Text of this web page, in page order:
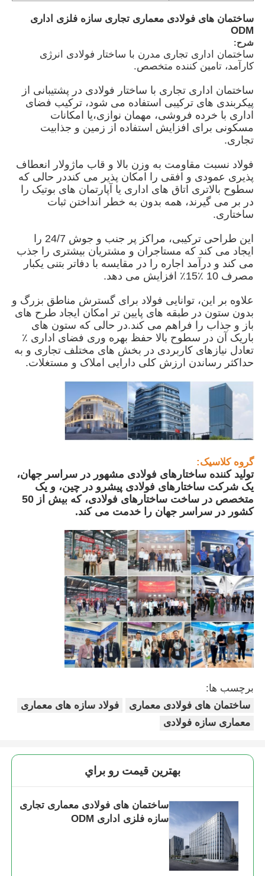
خانه
فیلم های
دربارهی ما
کارخانه تور
تماس با ما
همه موارد
ساخت سازه فولادی
کارگاه سازه های فولادی
انبار ساختارهای فولادی
سازه فولادی سنگین
ساختمان فولادی خانه مرغ
سازه فولادی چند طبقه
ساختمان های فولادی معماری تجاری سازه فلزی اداری
ODM
شرح:
ساختمان اداری تجاری مدرن با ساختار فولادی انرژی
کارآمد، تامین کننده متخصص.
ساختمان اداری تجاری با ساختار فولادی در پشتیبانی از
پیکربندی های ترکیبی استفاده می شود، ترکیب فضای
اداری با خرده فروشی، مهمان نوازی،یا امکانات
مسکونی برای افزایش استفاده از زمین و جذابیت
تجاری.
فولاد نسبت مقاومت به وزن بالا و قاب ماژولار انعطاف
پذیری عمودی و افقی را امکان پذیر می کنددر حالی که
سطوح بالاتری اتاق های اداری یا آپارتمان های بوتیک را
در بر می گیرند، همه بدون به خطر انداختن ثبات
ساختاری.
این طراحی ترکیبی، مراکز پر جنب و جوش 24/7 را
ایجاد می کند که مستاجران و مشتریان بیشتری را جذب
می کند و درآمد اجاره را در مقایسه با دفاتر بتنی یکبار
مصرف 10 ٪15٪ افزایش می دهد.
علاوه بر این، توانایی فولاد برای گسترش مناطق بزرگ و
بدون ستون در طبقه های پایین تر امکان ایجاد طرح های
باز و جذاب را فراهم می کند.در حالی که ستون های
باریک آن در سطوح بالا حفظ بهره وری فضای اداری ٪
تعادل نیازهای کاربردی در بخش های مختلف تجاری و به
حداکثر رساندن ارزش کلی دارایی املاک و مستغلات.
گروه کلاسیک:
تولید کننده ساختارهای فولادی مشهور در سراسر جهان،
یک شرکت ساختارهای فولادی پیشرو در چین، و یک
متخصص در ساخت ساختارهای فولادی، که بیش از 50
کشور در سراسر جهان را خدمت می کند.
برچسب ها:
ساختمان های فولادی معماری
فولاد سازه های معماری
معماری سازه فولادی
بهترين قيمت رو براي
ساختمان های فولادی معماری تجاری
سازه فلزی اداری ODM